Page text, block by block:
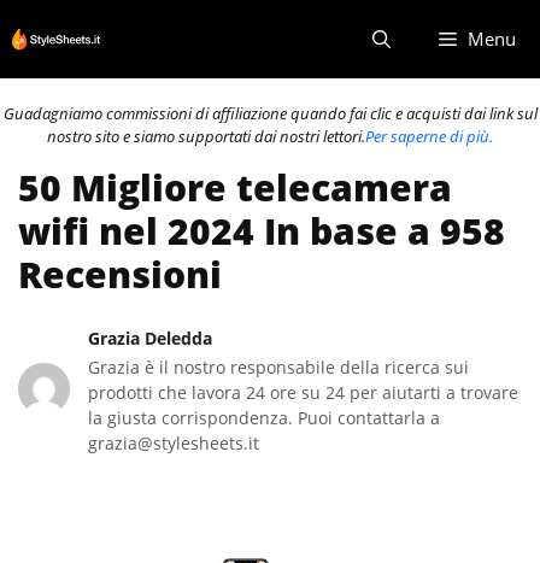
al
contenuto
Menu
Guadagniamo commissioni di affiliazione quando fai clic e acquisti dai link sul
nostro sito e siamo supportati dai nostri lettori.Per saperne di più.
50 Migliore telecamera
wifi nel 2024 In base a 958
Recensioni
Grazia Deledda
Grazia è il nostro responsabile della ricerca sui
prodotti che lavora 24 ore su 24 per aiutarti a trovare
la giusta corrispondenza. Puoi contattarla a
grazia@stylesheets.it